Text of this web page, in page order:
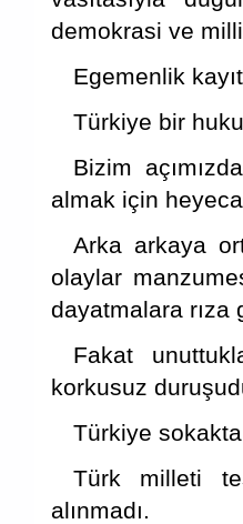
demokrasi ve milli
Egemenlik
Türkiye bir
Bizim
almak için
Arka arkaya
olaylar
dayatmalara rıza
Fakat
korkusuz
Türkiye
Türk milleti
alınmadı.